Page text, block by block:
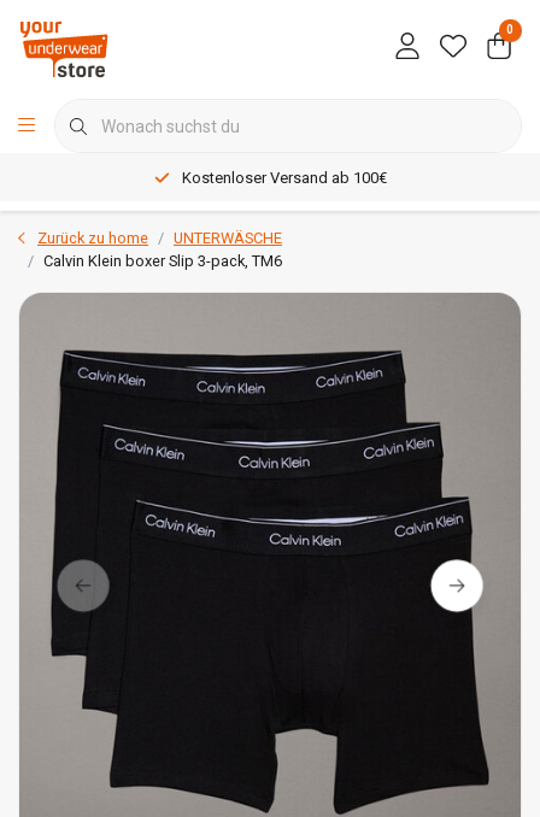
0
Kostenloser Versand ab 100€
Zurück zu home
UNTERWÄSCHE
Calvin Klein boxer Slip 3-pack, TM6